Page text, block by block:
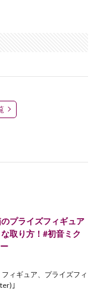
プライズフィギュア
取り方！#初音ミク
ィギュア、プライズフィ
｣